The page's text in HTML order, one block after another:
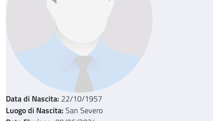
Data di Nascita: 22/10/1957
Luogo di Nascita: San Severo